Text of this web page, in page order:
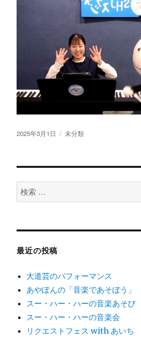
投
2025年3月1日
カ
リ
未分類
検
索
象:
最近の投稿
大道芸のパフォーマンス
あやぽんの「音楽であそぼう」
スー・ハー・ハーの音楽あそび
スー・ハー・ハーの音楽会
リクエストフェス with あいち